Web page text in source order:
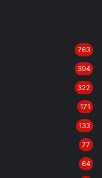
763
394
322
171
133
77
64